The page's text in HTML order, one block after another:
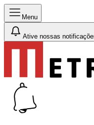
Menu
Ative nossas